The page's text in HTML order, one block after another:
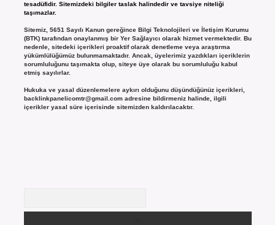
tesadüfidir. Sitemizdeki bilgiler taslak halindedir ve tavsiye niteliği
taşımazlar.
Sitemiz, 5651 Sayılı Kanun gereğince Bilgi Teknolojileri ve İletişim Kurumu
(BTK) tarafından onaylanmış bir Yer Sağlayıcı olarak hizmet vermektedir. Bu
nedenle, sitedeki içerikleri proaktif olarak denetleme veya araştırma
yükümlülüğümüz bulunmamaktadır. Ancak, üyelerimiz yazdıkları içeriklerin
sorumluluğunu taşımakta olup, siteye üye olarak bu sorumluluğu kabul
etmiş sayılırlar.
Hukuka ve yasal düzenlemelere aykırı olduğunu düşündüğünüz içerikleri,
backlinkpanelicomtr@gmail.comadresine bildirmeniz halinde, ilgili
içerikler yasal süre içerisinde sitemizden kaldırılacaktır.